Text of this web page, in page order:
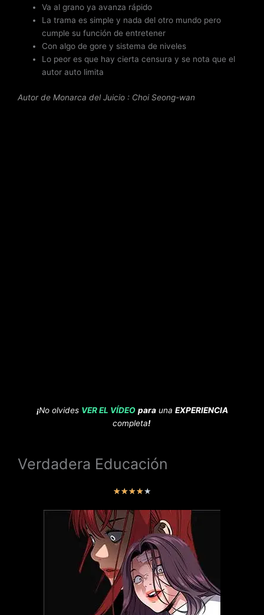
Va al grano ya avanza rápido
La trama es simple y nada del otro mundo pero
cumple su función de entretener
Con algo de gore y sistema de niveles
Lo peor es que hay cierta censura y se nota que el
autor auto limita
Autor de Monarca del Juicio : Choi Seong-wan
¡No olvides VER EL VÍDEO parauna EXPERIENCIA
completa!
Verdadera Educación
★★★★★V
l
o
r
a
d
o
c
o